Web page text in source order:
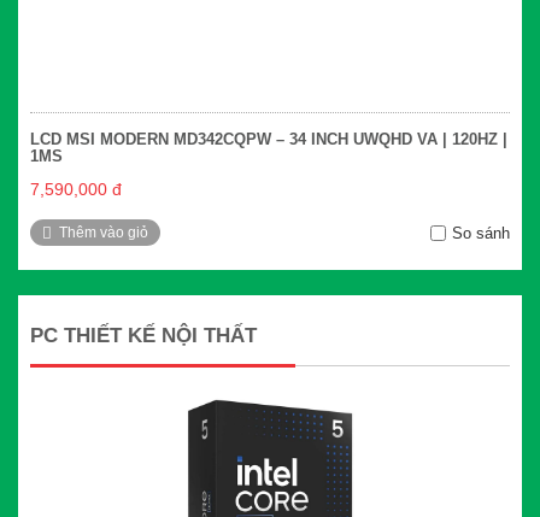
LCD MSI MODERN MD342CQPW – 34 INCH UWQHD VA | 120HZ |
1MS
7,590,000 đ
Thêm vào giỏ So sánh
PC THIẾT KẾ NỘI THẤT